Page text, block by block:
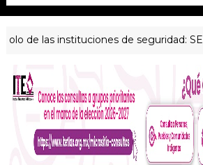
las instituciones de seguridad: SEGOB